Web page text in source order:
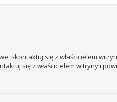
skontaktuj się z właścicielem
się z właścicielem witryny i